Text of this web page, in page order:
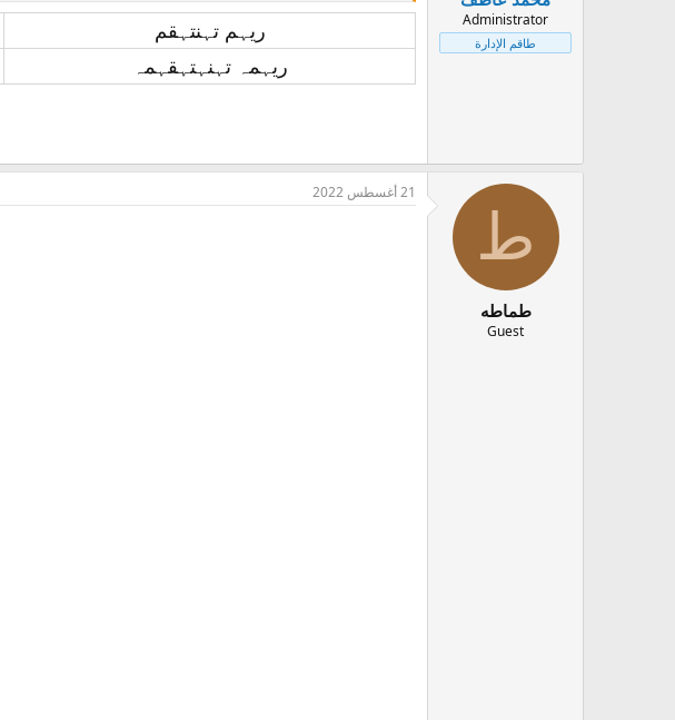
Administrator
طاقم الإدارة ريہم تہنتہقم
ريہمہ تہنہتہقہمہ
ط
طماطه
Guest
21 أغسطس 2022